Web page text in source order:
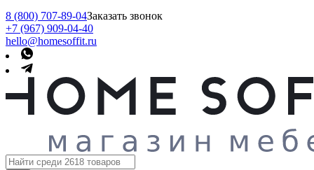
8 (800) 707-89-04Заказать звонок
+7 (967) 909-04-40
hello@homesoffit.ru